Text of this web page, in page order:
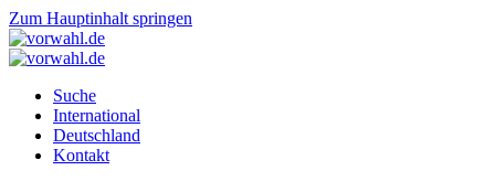
Zum Hauptinhalt springen
Suche
International
Deutschland
Kontakt